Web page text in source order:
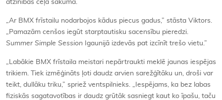
atzinības ceļa sākumā.
„Ar BMX frīstailu nodarbojos kādus piecus gadus,” stāsta Viktors.
„Pamazām cenšos iegūt starptautisku sacensību pieredzi.
Summer Simple Session Igaunijā izdevās pat izcīnīt trešo vietu.”
„Labākie BMX frīstaila meistari nepārtraukti meklē jaunas iespējas
trikiem. Tiek izmēģināts ļoti daudz arvien sarežģītāku un, droši var
teikt, dullāku triku,” spriež ventspilnieks. „Iespējams, ka bez labas
fiziskās sagatavotības ir daudz grūtāk sasniegt kaut ko īpašu, taču